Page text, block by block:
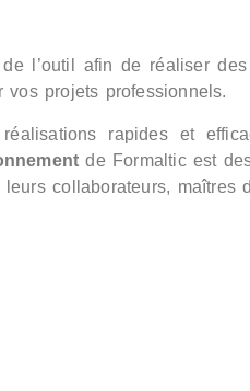
l’outil afin de réaliser
projets professionnels.
rapides et
de Formaltic est
collaborateurs, maîtres